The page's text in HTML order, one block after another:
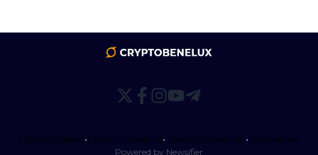
Privacybeleid•Correctiebeleid• Redactiebeleid •Disclaimer
Powered by Newsifier